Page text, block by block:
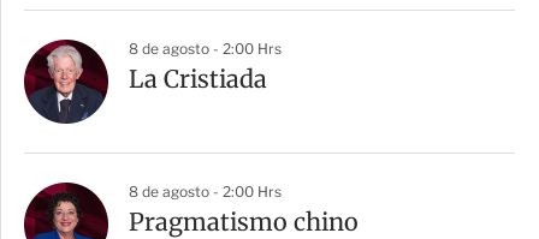
8 de agosto - 2:00 Hrs
La Cristiada
8 de agosto - 2:00 Hrs
Pragmatismo chino